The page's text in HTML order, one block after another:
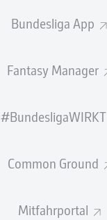
Bundesliga App
Fantasy Manager
#BundesligaWIRKT
Common Ground
Mitfahrportal